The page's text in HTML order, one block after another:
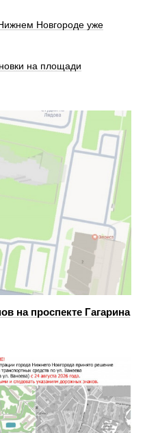
Новгороде уже
на площади
на проспекте Гагарина